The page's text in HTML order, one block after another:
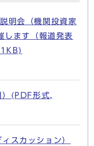
明会（機関投資家
します（報道発表
(PDF形式,
スカッション）